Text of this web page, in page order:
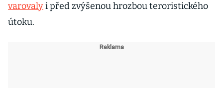
varovalyi před zvýšenou hrozbou teroristického
útoku.